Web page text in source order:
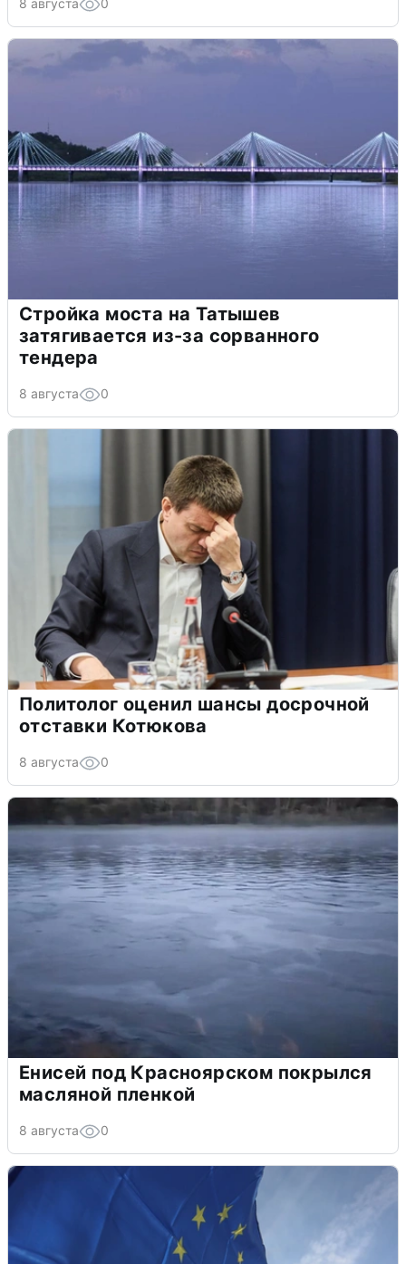
8 августа 0
Стройка моста на Татышев
затягивается из-за сорванного
тендера
8 августа 0
Политолог оценил шансы досрочной
отставки Котюкова
8 августа 0
Енисей под Красноярском покрылся
масляной пленкой
8 августа 0